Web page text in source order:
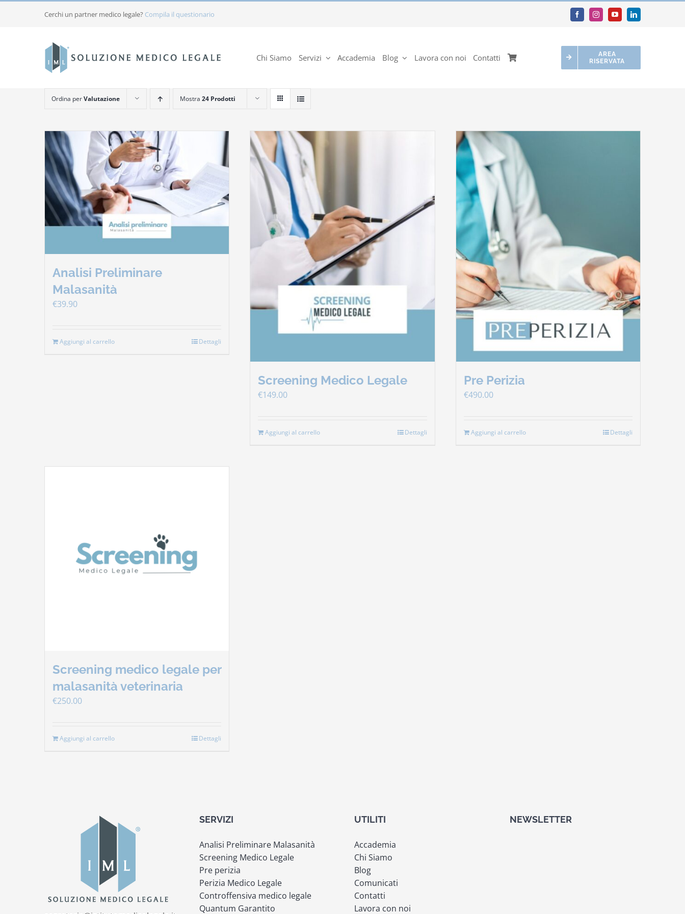
Cerchi un partner medico legale? Compila il questionario
Chi Siamo Servizi Accademia Blog Lavora con noi Contatti
AREA
RISERVATA
Ordina perValutazione Mostra 24 Prodotti
Analisi Preliminare
Malasanità
€39.90
Aggiungi al carrello Dettagli
Screening Medico Legale
€149.00
Aggiungi al carrello Dettagli
Pre Perizia
€490.00
Aggiungi al carrello Dettagli
Screening medico legale per
malasanità veterinaria
€250.00
Aggiungi al carrello Dettagli
SERVIZI
Analisi Preliminare Malasanità
Screening Medico Legale
Pre perizia
Perizia Medico Legale
Controffensiva medico legale
Quantum Garantito
UTILITI
Accademia
Chi Siamo
Blog
Comunicati
Contatti
Lavora con noi
NEWSLETTER